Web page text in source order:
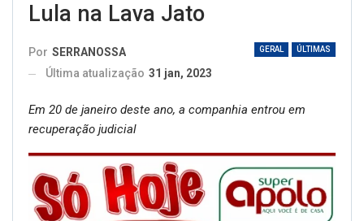
Lula na Lava Jato
GERAL ÚLTIMAS
Por SERRANOSSA
Última atualização 31 jan, 2023
Em 20 de janeiro deste ano, a companhia entrou em
recuperação judicial